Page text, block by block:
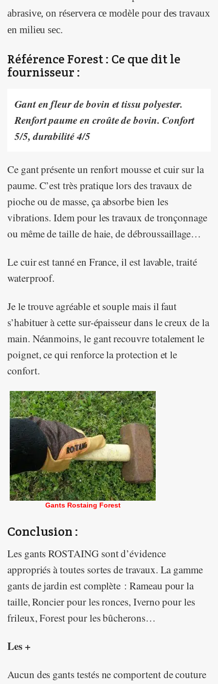
abrasive, on réservera ce modèle pour des travaux
en milieu sec.
Référence Forest : Ce que dit le
fournisseur :
Gant en fleur de bovin et tissu polyester.
Renfort paume en croûte de bovin. Confort
5/5, durabilité 4/5
Ce gant présente un renfort mousse et cuir sur la
paume. C’est très pratique lors des travaux de
pioche ou de masse, ça absorbe bien les
vibrations. Idem pour les travaux de tronçonnage
ou même de taille de haie, de débroussaillage…
Le cuir est tanné en France, il est lavable, traité
waterproof.
Je le trouve agréable et souple mais il faut
s’habituer à cette sur-épaisseur dans le creux de la
main. Néanmoins, le gant recouvre totalement le
poignet, ce qui renforce la protection et le
confort.
Gants Rostaing Forest
Conclusion :
Les gants ROSTAING sont d’évidence
appropriés à toutes sortes de travaux. La gamme
gants de jardin est complète : Rameau pour la
taille, Roncier pour les ronces, Iverno pour les
frileux, Forest pour les bûcherons…
Les +
Aucun des gants testés ne comportent de couture